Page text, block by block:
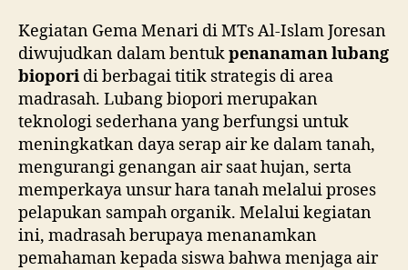
Kegiatan Gema Menari di MTs Al-Islam Joresan
diwujudkan dalam bentukpenanaman lubang
biopori di berbagai titik strategis di area
madrasah. Lubang biopori merupakan
teknologi sederhana yang berfungsi untuk
meningkatkan daya serap air ke dalam tanah,
mengurangi genangan air saat hujan, serta
memperkaya unsur hara tanah melalui proses
pelapukan sampah organik. Melalui kegiatan
ini, madrasah berupaya menanamkan
pemahaman kepada siswa bahwa menjaga air